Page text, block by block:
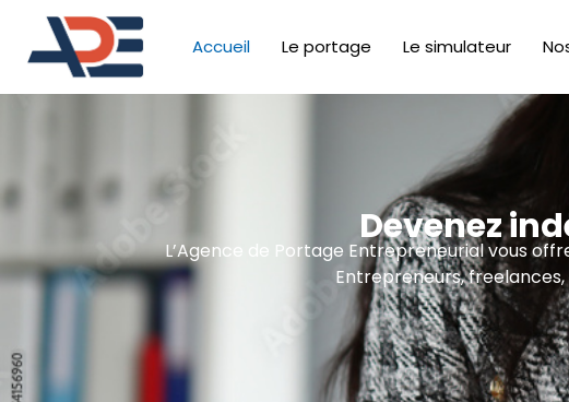
Accueil Le portage Le simulateur
Devenez
L’Agence de Portage Entrepreneurial vous
Entrepreneurs,